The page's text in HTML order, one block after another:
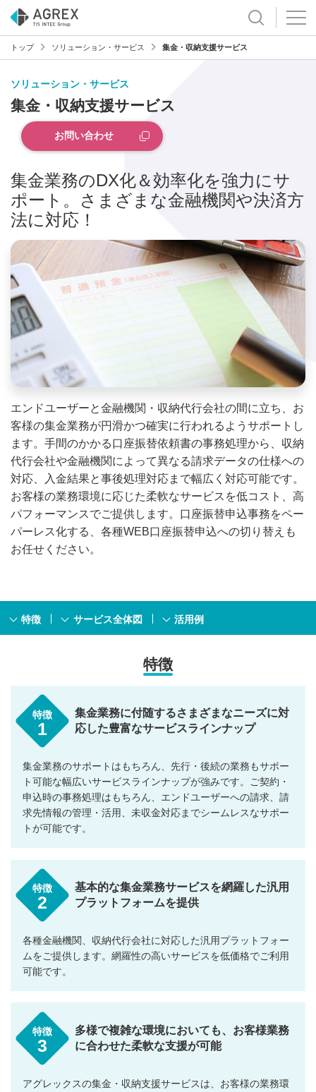
トップ ソリューション・サービス 集金・収納支援サービス
ソリューション・サービス
集金・収納支援サービス
お問い合わせ
集金業務のDX化＆効率化を強力にサ
ポート。さまざまな金融機関や決済方
法に対応！
エンドユーザーと金融機関・収納代行会社の間に立ち、お
客様の集金業務が円滑かつ確実に行われるようサポートし
ます。手間のかかる口座振替依頼書の事務処理から、収納
代行会社や金融機関によって異なる請求データの仕様への
対応、入金結果と事後処理対応まで幅広く対応可能です。
お客様の業務環境に応じた柔軟なサービスを低コスト、高
パフォーマンスでご提供します。口座振替申込事務をペー
パーレス化する、各種WEB口座振替申込への切り替えも
お任せください。
特徴 サービス全体図 活用例
特徴
特徴
1
集金業務に付随するさまざまなニーズに対
応した豊富なサービスラインナップ
集金業務のサポートはもちろん、先行・後続の業務もサポー
ト可能な幅広いサービスラインナップが強みです。ご契約・
申込時の事務処理はもちろん、エンドユーザーへの請求、請
求先情報の管理・活用、未収金対応までシームレスなサポー
トが可能です。
特徴
2
基本的な集金業務サービスを網羅した汎用
プラットフォームを提供
各種金融機関、収納代行会社に対応した汎用プラットフォー
ムをご提供します。網羅性の高いサービスを低価格でご利用
可能です。
特徴
3
多様で複雑な環境においても、お客様業務
に合わせた柔軟な支援が可能
アグレックスの集金・収納支援サービスは、お客様の業務環